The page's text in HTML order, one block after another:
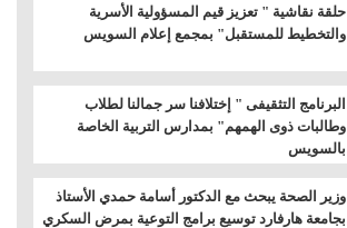
حلقة نقاشية " تعزيز قيم المسؤولية الأسرية
والتخطيط للمستقبل" بمجمع إعلام السويس
البرنامج التثقيفى " إختلافنا سر جمالنا لطلاب
وطالبات ذوى الهمهم" بمدارس التربية الخاصة
بالسويس
وزير الصحة يبحث مع الدكتور أسامة حمدي الأستاذ
بجامعة هارفارد توسيع برامج التوعية بمرض السكري